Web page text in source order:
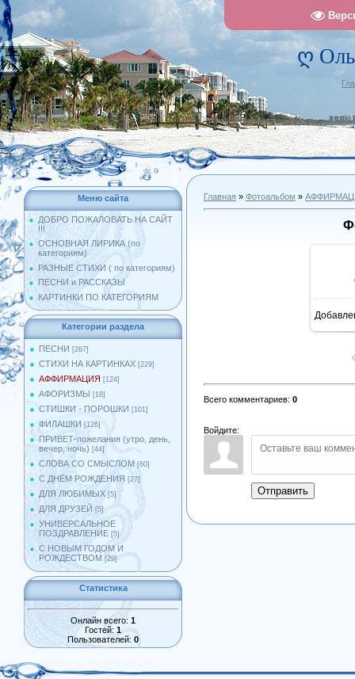
ღ
Меню сайта
ДОБРО ПОЖАЛОВАТЬ НА САЙТ
!!!
ОСНОВНАЯ ЛИРИКА (по
категориям)
РАЗНЫЕ СТИХИ ( по категориям)
ПЕСНИ и РАССКАЗЫ
КАРТИНКИ ПО КАТЕГОРИЯМ
Категории раздела
ПЕСНИ [267]
СТИХИ НА КАРТИНКАХ [229]
АФФИРМАЦИЯ [124]
АФОРИЗМЫ [18]
СТИШКИ - ПОРОШКИ [101]
ФИЛАШКИ [126]
ПРИВЕТ-пожелания (утро, день,
вечер, ночь) [44]
СЛОВА СО СМЫСЛОМ [60]
С ДНЁМ РОЖДЕНИЯ [27]
ДЛЯ ЛЮБИМЫХ [5]
ДЛЯ ДРУЗЕЙ [5]
УНИВЕРСАЛЬНОЕ
ПОЗДРАВЛЕНИЕ [5]
С НОВЫМ ГОДОМ И
РОЖДЕСТВОМ [29]
Статистика
Онлайн всего: 1
Гостей: 1
Пользователей: 0
Главная » Фотоальбом »
Всего комментариев: 0
Войдите:
Отправить